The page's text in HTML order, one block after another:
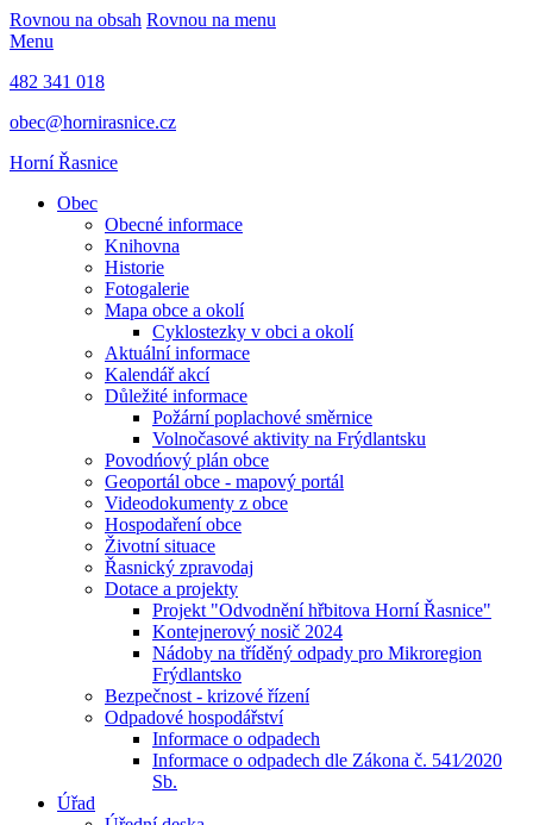
Rovnou na obsah Rovnou na menu
Menu
482 341 018
obec@hornirasnice.cz
Horní Řasnice
Obec
Obecné informace
Knihovna
Historie
Fotogalerie
Mapa obce a okolí
Cyklostezky v obci a okolí
Aktuální informace
Kalendář akcí
Důležité informace
Požární poplachové směrnice
Volnočasové aktivity na Frýdlantsku
Povodńový plán obce
Geoportál obce - mapový portál
Videodokumenty z obce
Hospodaření obce
Životní situace
Řasnický zpravodaj
Dotace a projekty
Projekt "Odvodnění hřbitova Horní Řasnice"
Kontejnerový nosič 2024
Nádoby na tříděný odpady pro Mikroregion
Frýdlantsko
Bezpečnost - krizové řízení
Odpadové hospodářství
Informace o odpadech
Informace o odpadech dle Zákona č. 541⁄2020
Sb.
Úřad